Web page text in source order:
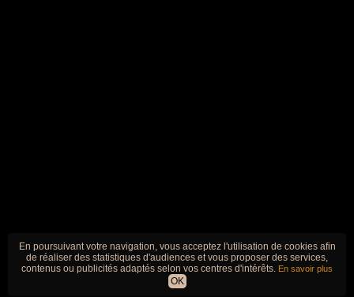
En poursuivant votre navigation, vous acceptez l'utilisation de cookies afin
de réaliser des statistiques d'audiences et vous proposer des services,
contenus ou publicités adaptés selon vos centres d'intérêts. En savoir plus
OK